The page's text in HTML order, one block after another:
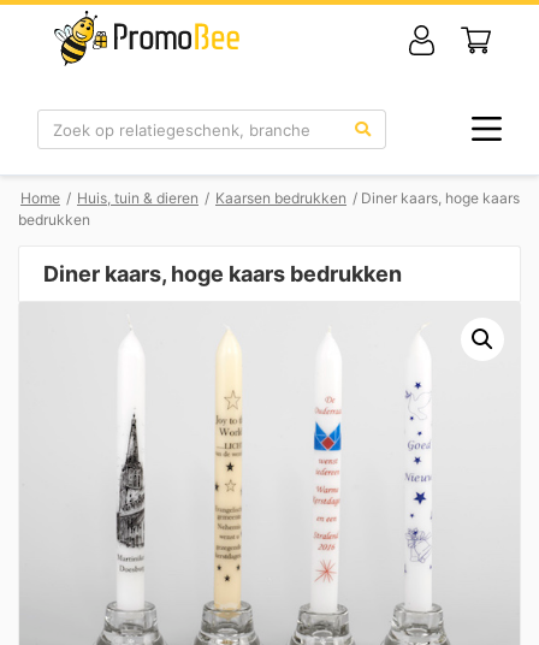
Zoek
Home / Huis, tuin & dieren / Kaarsen bedrukken / Diner kaars, hoge kaars
bedrukken
Diner kaars, hoge kaars bedrukken